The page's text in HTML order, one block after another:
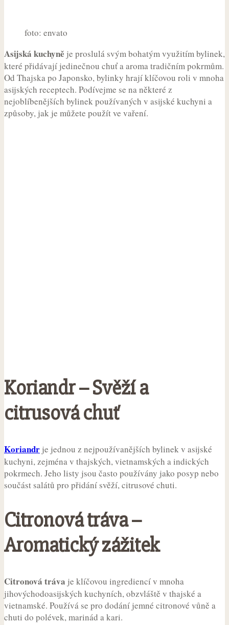
foto: envato
Asijská kuchyně je proslulá svým bohatým využitím bylinek,
které přidávají jedinečnou chuť a aroma tradičním pokrmům.
Od Thajska po Japonsko, bylinky hrají klíčovou roli v mnoha
asijských receptech. Podívejme se na některé z
nejoblíbenějších bylinek používaných v asijské kuchyni a
způsoby, jak je můžete použít ve vaření.
Koriandr – Svěží a
citrusová chuť
Koriandr je jednou z nejpoužívanějších bylinek v asijské
kuchyni, zejména v thajských, vietnamských a indických
pokrmech. Jeho listy jsou často používány jako posyp nebo
součást salátů pro přidání svěží, citrusové chuti.
Citronová tráva –
Aromatický zážitek
Citronová tráva je klíčovou ingrediencí v mnoha
jihovýchodoasijských kuchyních, obzvláště v thajské a
vietnamské. Používá se pro dodání jemné citronové vůně a
chuti do polévek, marinád a kari.